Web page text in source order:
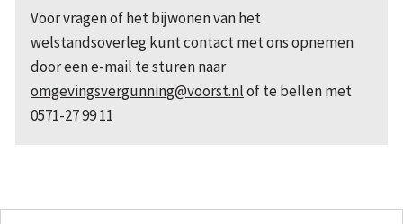
Voor vragen of het bijwonen van het
welstandsoverleg kunt contact met ons opnemen
door een e-mail te sturen naar
omgevingsvergunning@voorst.nlof te bellen met
0571-27 99 11